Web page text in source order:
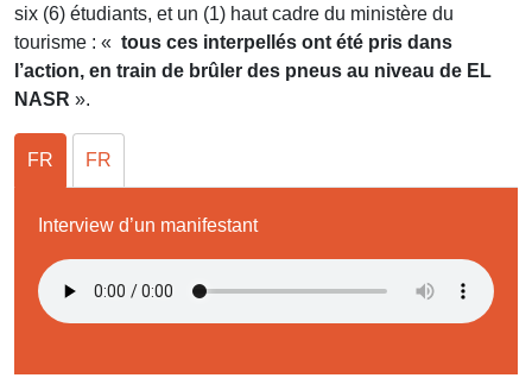
six (6) étudiants, et un (1) haut cadre du ministère du
tourisme : « tous ces interpellés ont été pris dans
l’action, en train de brûler des pneus au niveau de EL
NASR ».
FR FR
Interview d’un manifestant